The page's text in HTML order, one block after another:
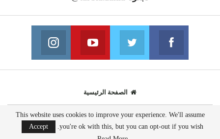
فايسبوك
انضم الينا انضم الينا
يوتيوب
انضم الينا
الصفحة الرئيسية
© 2020 - جميع الحقوق محفوظة.
This website uses cookies to improve your experience. We'll assume
you're ok with this, but you can opt-out if you wish.
Accept